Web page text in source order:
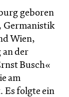
geboren
Germanistik
Wien,
an der
Busch«
am
Es folgte ein